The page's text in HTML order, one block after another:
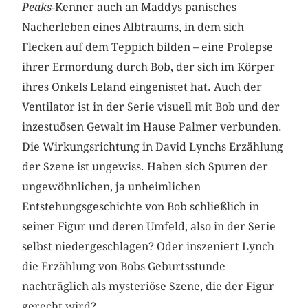
Peaks-Kenner auch an Maddys panisches
Nacherleben eines Albtraums, in dem sich
Flecken auf dem Teppich bilden – eine Prolepse
ihrer Ermordung durch Bob, der sich im Körper
ihres Onkels Leland eingenistet hat. Auch der
Ventilator ist in der Serie visuell mit Bob und der
inzestuösen Gewalt im Hause Palmer verbunden.
Die Wirkungsrichtung in David Lynchs Erzählung
der Szene ist ungewiss. Haben sich Spuren der
ungewöhnlichen, ja unheimlichen
Entstehungsgeschichte von Bob schließlich in
seiner Figur und deren Umfeld, also in der Serie
selbst niedergeschlagen? Oder inszeniert Lynch
die Erzählung von Bobs Geburtsstunde
nachträglich als mysteriöse Szene, die der Figur